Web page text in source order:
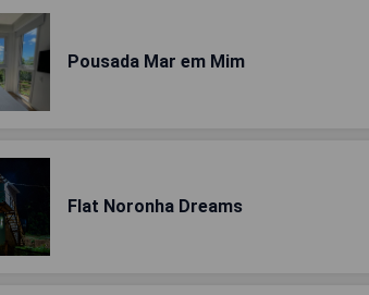
Pousada Mar em Mim
Flat Noronha Dreams